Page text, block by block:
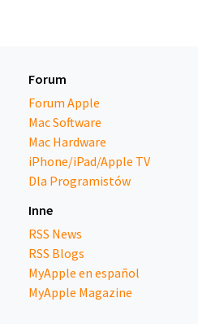
Forum
Forum Apple
Mac Software
Mac Hardware
iPhone/iPad/Apple TV
Dla Programistów
Inne
RSS News
RSS Blogs
MyApple en español
MyApple Magazine